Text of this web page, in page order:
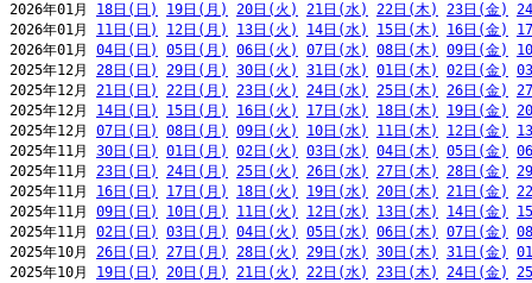
2026年01月 18日(日) 19日(月) 20日(火) 21日(水) 22日(木) 23日(金)
2026年01月 11日(日) 12日(月) 13日(火) 14日(水) 15日(木) 16日(金)
2026年01月 04日(日) 05日(月) 06日(火) 07日(水) 08日(木) 09日(金)
2025年12月 28日(日) 29日(月) 30日(火) 31日(水) 01日(木) 02日(金)
2025年12月 21日(日) 22日(月) 23日(火) 24日(水) 25日(木) 26日(金)
2025年12月 14日(日) 15日(月) 16日(火) 17日(水) 18日(木) 19日(金)
2025年12月 07日(日) 08日(月) 09日(火) 10日(水) 11日(木) 12日(金)
2025年11月 30日(日) 01日(月) 02日(火) 03日(水) 04日(木) 05日(金)
2025年11月 23日(日) 24日(月) 25日(火) 26日(水) 27日(木) 28日(金)
2025年11月 16日(日) 17日(月) 18日(火) 19日(水) 20日(木) 21日(金)
2025年11月 09日(日) 10日(月) 11日(火) 12日(水) 13日(木) 14日(金)
2025年11月 02日(日) 03日(月) 04日(火) 05日(水) 06日(木) 07日(金)
2025年10月 26日(日) 27日(月) 28日(火) 29日(水) 30日(木) 31日(金)
2025年10月 19日(日) 20日(月) 21日(火) 22日(水) 23日(木) 24日(金)